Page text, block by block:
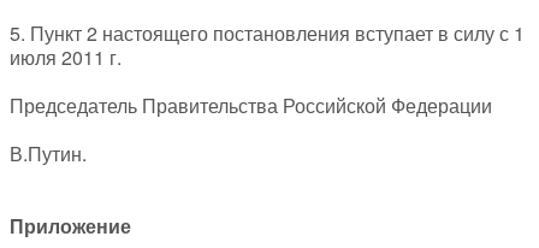
5. Пункт 2 настоящего постановления вступает в силу с 1
июля 2011 г.
Председатель Правительства Российской Федерации
В.Путин.
Приложение